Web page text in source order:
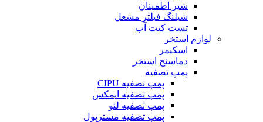
شیر اطمینان
شیلنگ فیلتر مشعل
تست کیت آب
لوازم استخر
اسکیمر
دماسنج استخر
پمپ تصفیه
پمپ تصفیه CIPU
پمپ تصفیه ایمکس
پمپ تصفیه لئو
پمپ تصفیه مسترپول